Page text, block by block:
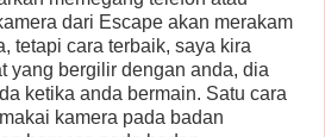
dari Escape akan merakam
tetapi cara terbaik, saya kira
yang bergilir dengan anda, dia
ketika anda bermain. Satu cara
kamera pada badan